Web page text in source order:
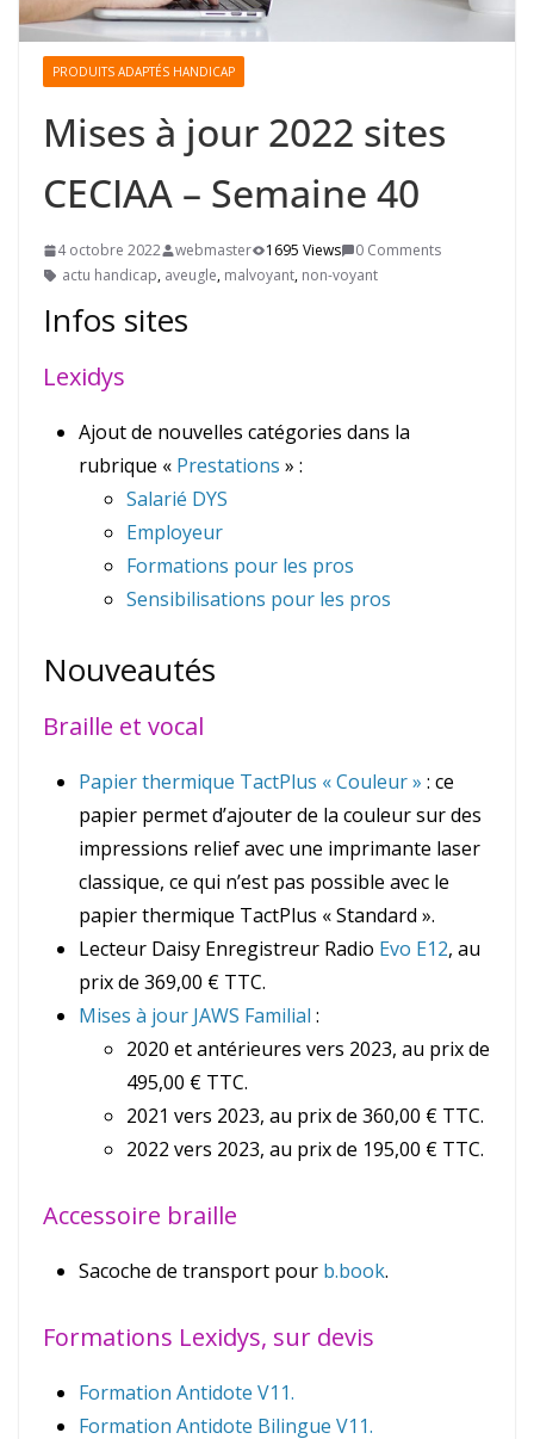
PRODUITS ADAPTÉS HANDICAP
Mises à jour 2022 sites
CECIAA – Semaine 40
4 octobre 2022 webmaster 1695 Views
0 Comments
actu handicap, aveugle, malvoyant, non-voyant
Infos sites
Lexidys
Ajout de nouvelles catégories dans la
rubrique « Prestations » :
Salarié DYS
Employeur
Formations pour les pros
Sensibilisations pour les pros
Nouveautés
Braille et vocal
Papier thermique TactPlus « Couleur » : ce
papier permet d’ajouter de la couleur sur des
impressions relief avec une imprimante laser
classique, ce qui n’est pas possible avec le
papier thermique TactPlus « Standard ».
Lecteur Daisy Enregistreur Radio Evo E12, au
prix de 369,00 € TTC.
Mises à jour JAWS Familial :
2020 et antérieures vers 2023, au prix de
495,00 € TTC.
2021 vers 2023, au prix de 360,00 € TTC.
2022 vers 2023, au prix de 195,00 € TTC.
Accessoire braille
Sacoche de transport pour b.book.
Formations Lexidys, sur devis
Formation Antidote V11.
Formation Antidote Bilingue V11.